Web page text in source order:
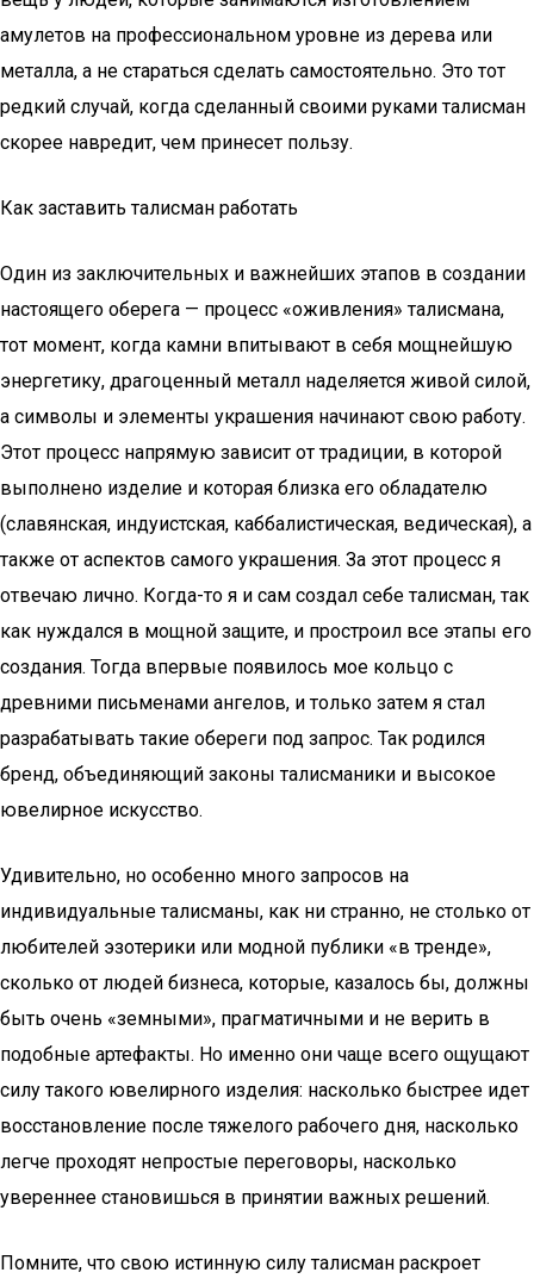
амулетов на профессиональном уровне из дерева или
металла, а не стараться сделать самостоятельно. Это тот
редкий случай, когда сделанный своими руками талисман
скорее навредит, чем принесет пользу.
Как заставить талисман работать
Один из заключительных и важнейших этапов в создании
настоящего оберега — процесс «оживления» талисмана,
тот момент, когда камни впитывают в себя мощнейшую
энергетику, драгоценный металл наделяется живой силой,
а символы и элементы украшения начинают свою работу.
Этот процесс напрямую зависит от традиции, в которой
выполнено изделие и которая близка его обладателю
(славянская, индуистская, каббалистическая, ведическая), а
также от аспектов самого украшения. За этот процесс я
отвечаю лично. Когда-то я и сам создал себе талисман, так
как нуждался в мощной защите, и простроил все этапы его
создания. Тогда впервые появилось мое кольцо с
древними письменами ангелов, и только затем я стал
разрабатывать такие обереги под запрос. Так родился
бренд, объединяющий законы талисманики и высокое
ювелирное искусство.
Удивительно, но особенно много запросов на
индивидуальные талисманы, как ни странно, не столько от
любителей эзотерики или модной публики «в тренде»,
сколько от людей бизнеса, которые, казалось бы, должны
быть очень «земными», прагматичными и не верить в
подобные артефакты. Но именно они чаще всего ощущают
силу такого ювелирного изделия: насколько быстрее идет
восстановление после тяжелого рабочего дня, насколько
легче проходят непростые переговоры, насколько
увереннее становишься в принятии важных решений.
Помните, что свою истинную силу талисман раскроет